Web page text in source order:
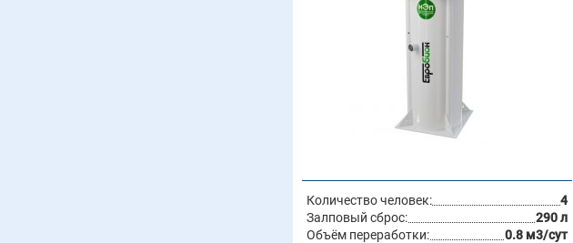
Количество человек:
4
Залповый сброс:
290 л
Объём переработки:
0.8 м3/сут